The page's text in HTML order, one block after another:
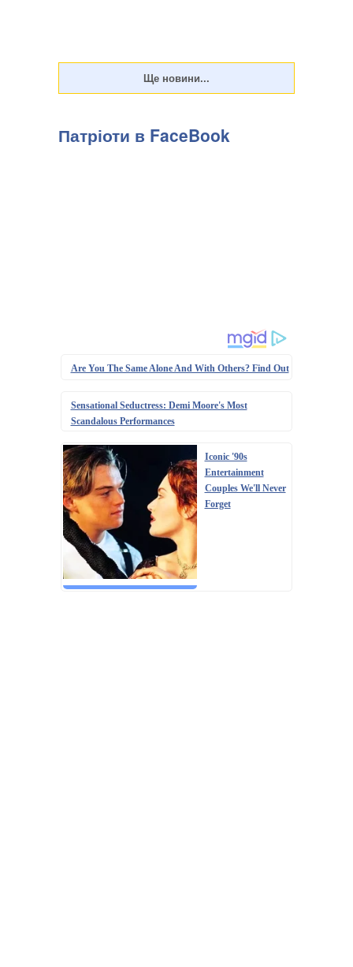
Патріоти в FaceBook
Are You The Same Alone And With Others? Find Out
Sensational Seductress: Demi Moore's Most
Scandalous Performances
Iconic '90s
Entertainment
Couples We'll Never
Forget